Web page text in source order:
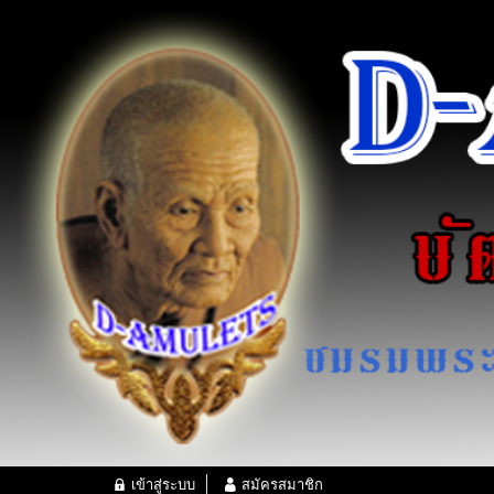
เข้าสู่ระบบ สมัครสมาชิก